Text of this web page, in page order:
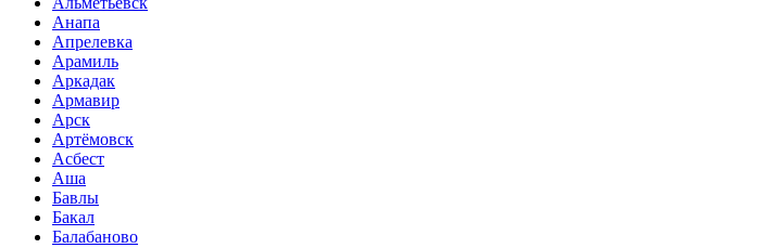
Анапа
Апрелевка
Арамиль
Аркадак
Армавир
Арск
Артёмовск
Асбест
Аша
Бавлы
Бакал
Балабаново